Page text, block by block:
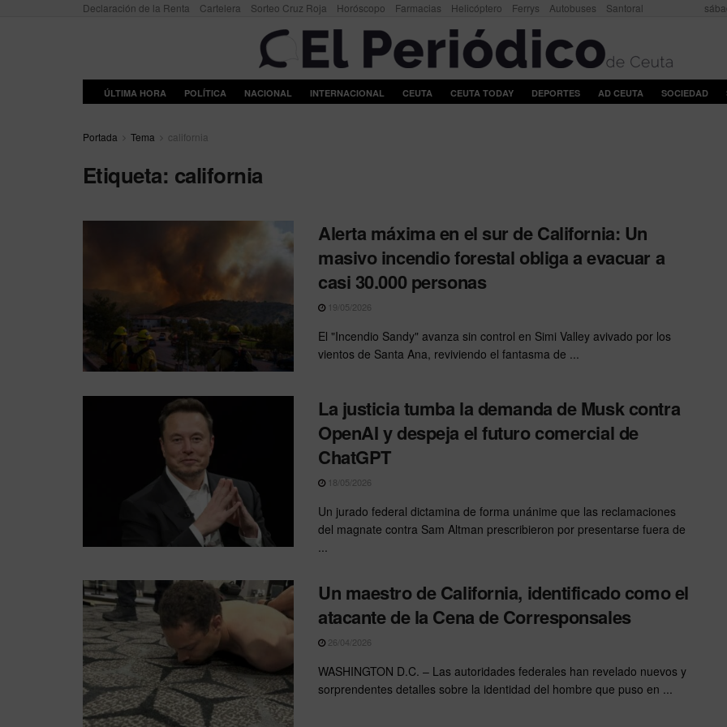
Declaración de la Renta Cartelera Sorteo Cruz Roja Horóscopo Farmacias Helicóptero Ferrys Autobuses Santoral
ÚLTIMA HORA POLÍTICA NACIONAL INTERNACIONAL CEUTA CEUTA TODAY DEPORTES AD CEUTA SOCIEDAD
Portada Tema california
Etiqueta: california
Alerta máxima en el sur de California: Un
masivo incendio forestal obliga a evacuar a
casi 30.000 personas
19/05/2026
El "Incendio Sandy" avanza sin control en Simi Valley avivado por los
vientos de Santa Ana, reviviendo el fantasma de ...
La justicia tumba la demanda de Musk contra
OpenAI y despeja el futuro comercial de
ChatGPT
18/05/2026
Un jurado federal dictamina de forma unánime que las reclamaciones
del magnate contra Sam Altman prescribieron por presentarse fuera de
...
Un maestro de California, identificado como el
atacante de la Cena de Corresponsales
26/04/2026
WASHINGTON D.C. – Las autoridades federales han revelado nuevos y
sorprendentes detalles sobre la identidad del hombre que puso en ...